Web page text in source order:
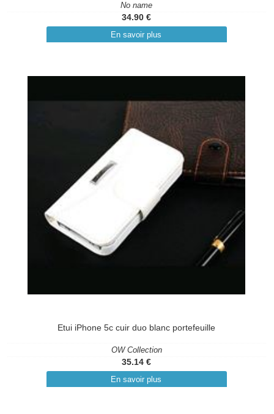
No name
34.90 €
En savoir plus
Etui iPhone 5c cuir duo blanc portefeuille
OW Collection
35.14 €
En savoir plus